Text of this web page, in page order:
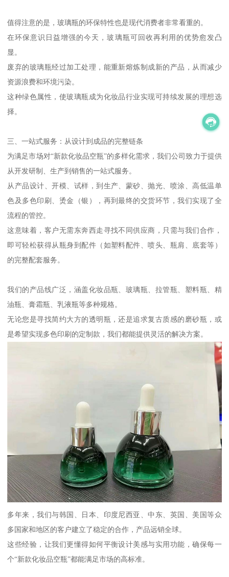
值得注意的是，玻璃瓶的环保特性也是现代消费者非常看重的。
在环保意识日益增强的今天，玻璃瓶可回收再利用的优势愈发凸
显。
废弃的玻璃瓶经过加工处理，能重新熔炼制成新的产品，从而减少
资源浪费和环境污染。
这种绿色属性，使玻璃瓶成为化妆品行业实现可持续发展的理想选
择。
三、一站式服务：从设计到成品的完整链条
为满足市场对“新款化妆品空瓶”的多样化需求，我们公司致力于提供
从开发研制、生产到销售的一站式服务。
从产品设计、开模、试样，到生产、蒙砂、抛光、喷涂、高低温单
色及多色印刷、烫金（银），再到最终的交货环节，我们实现了全
流程的管控。
这意味着，客户无需东奔西走寻找不同供应商，只需与我们合作，
即可轻松获得从瓶身到配件（如塑料配件、喷头、瓶肩、底套等）
的完整配套服务。
我们的产品线广泛，涵盖化妆品瓶、玻璃瓶、拉管瓶、塑料瓶、精
油瓶、膏霜瓶、乳液瓶等多种规格。
无论您是寻找简约大方的透明瓶，还是追求复古质感的磨砂瓶，或
是希望实现多色印刷的定制款，我们都能提供灵活的解决方案。
多年来，我们与韩国、日本、印度尼西亚、中东、英国、美国等众
多国家和地区的客户建立了稳定的合作，产品远销全球。
这些经验，让我们更懂得如何平衡设计美感与实用功能，确保每一
个“新款化妆品空瓶”都能满足市场的高标准。